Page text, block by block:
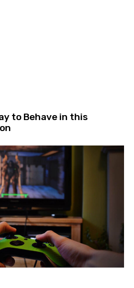
to Behave in this